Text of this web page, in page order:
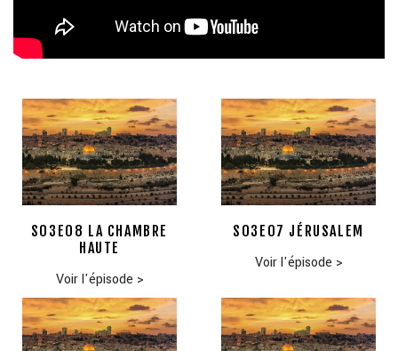
S03E08 LA CHAMBRE
HAUTE
Voir l'épisode >
S03E07 JÉRUSALEM
Voir l'épisode >